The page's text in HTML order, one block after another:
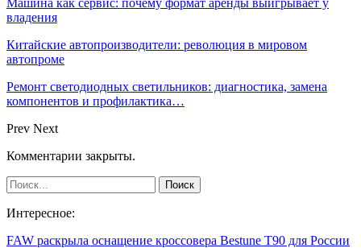
владения
Китайские автопроизводители: революция в мировом
автопроме
Ремонт светодиодных светильников: диагностика, замена
компонентов и профилактика…
Prev Next
Комментарии закрыты.
Интересное:
FAW раскрыла оснащение кроссовера Bestune T90 для России